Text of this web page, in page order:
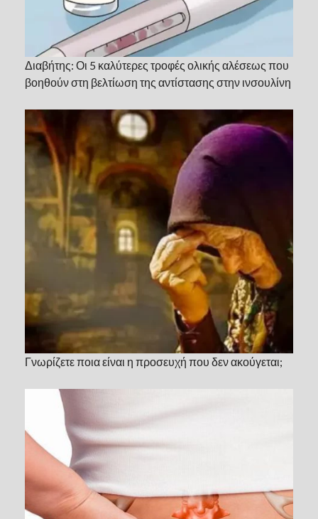
Διαβήτης: Οι 5 καλύτερες τροφές ολικής αλέσεως που
βοηθούν στη βελτίωση της αντίστασης στην ινσουλίνη
Γνωρίζετε ποια είναι η προσευχή που δεν ακούγεται;